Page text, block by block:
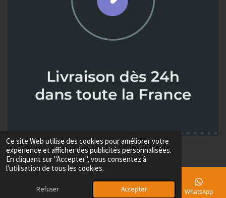
Ce site Web utilise des cookies pour améliorer votre
expérience et afficher des publicités personnalisées.
En cliquant sur "Accepter", vous consentez à
l'utilisation de tous les cookies.
Refuser Accepter
© 2024 - 2026 Metaux diffusion
Propulsé parWebador
Téléphone Facebook WhatsApp